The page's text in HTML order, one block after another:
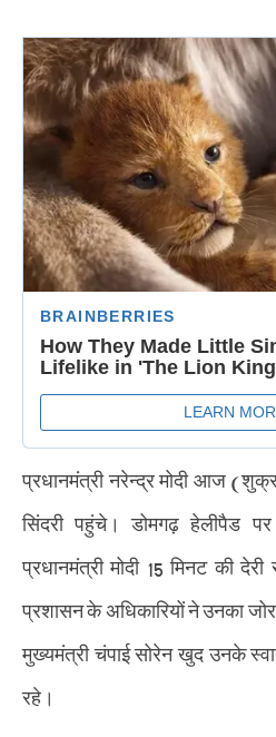
प्रधानमंत्री नरेन्द्र मोदी आज
सिंदरी पहुंचे। डोमगढ़ हेलीपैड
प्रधानमंत्री मोदी 15 मिनट की
प्रशासन के अधिकारियों ने उनका
मुख्यमंत्री चंपाई सोरेन खुद उनके
रहे।